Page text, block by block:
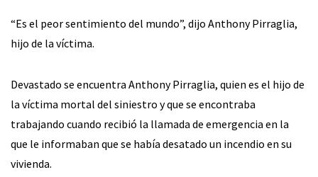
“Es el peor sentimiento del mundo”, dijo Anthony Pirraglia,
hijo de la víctima.
Devastado se encuentra Anthony Pirraglia, quien es el hijo de
la víctima mortal del siniestro y que se encontraba
trabajando cuando recibió la llamada de emergencia en la
que le informaban que se había desatado un incendio en su
vivienda.